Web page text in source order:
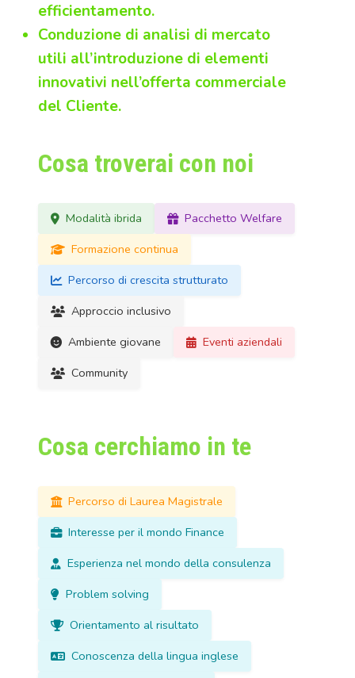
efficientamento.
Conduzione di analisi di mercato
utili all’introduzione di elementi
innovativi nell’offerta commerciale
del Cliente.
Cosa troverai con noi
Modalità ibrida
Pacchetto Welfare
Formazione continua
Percorso di crescita strutturato
Approccio inclusivo
Ambiente giovane
Eventi aziendali
Community
Cosa cerchiamo in te
Percorso di Laurea Magistrale
Interesse per il mondo Finance
Esperienza nel mondo della consulenza
Problem solving
Orientamento al risultato
Conoscenza della lingua inglese